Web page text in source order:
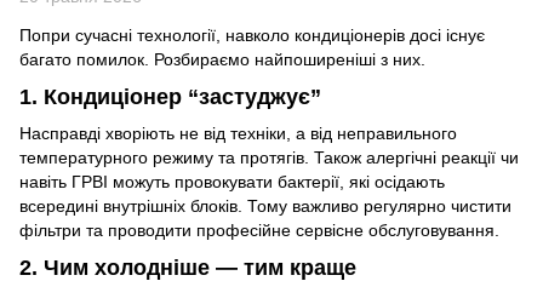
Попри сучасні технології, навколо кондиціонерів досі існує
багато помилок. Розбираємо найпоширеніші з них.
1. Кондиціонер “застуджує”
Насправді хворіють не від техніки, а від неправильного
температурного режиму та протягів. Також алергічні реакції чи
навіть ГРВІ можуть провокувати бактерії, які осідають
всередині внутрішніх блоків. Тому важливо регулярно чистити
фільтри та проводити професійне сервісне обслуговування.
2. Чим холодніше — тим краще